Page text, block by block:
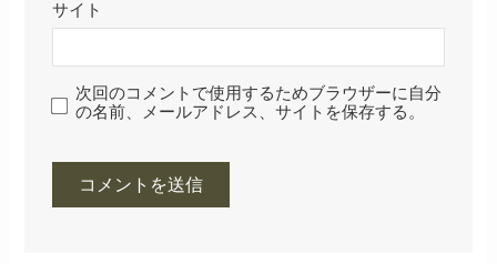
サイト
次回のコメントで使用するためブラウザーに自分
の名前、メールアドレス、サイトを保存する。